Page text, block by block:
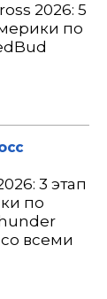
2026: 5
по
3 этап
по
всеми